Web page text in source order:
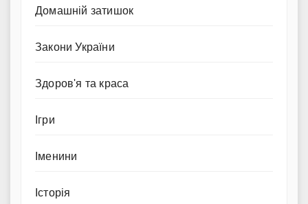
Домашній затишок
Закони України
Здоров'я та краса
Ігри
Іменини
Історія